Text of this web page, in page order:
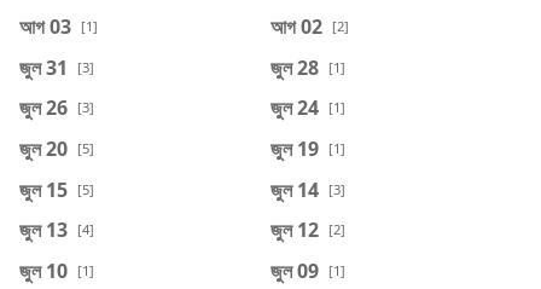
আগ 03 [1] আগ 02 [2]
জুল 31 [3] জুল 28 [1]
জুল 26 [3] জুল 24 [1]
জুল 20 [5] জুল 19 [1]
জুল 15 [5] জুল 14 [3]
জুল 13 [4] জুল 12 [2]
জুল 10 [1] জুল 09 [1]